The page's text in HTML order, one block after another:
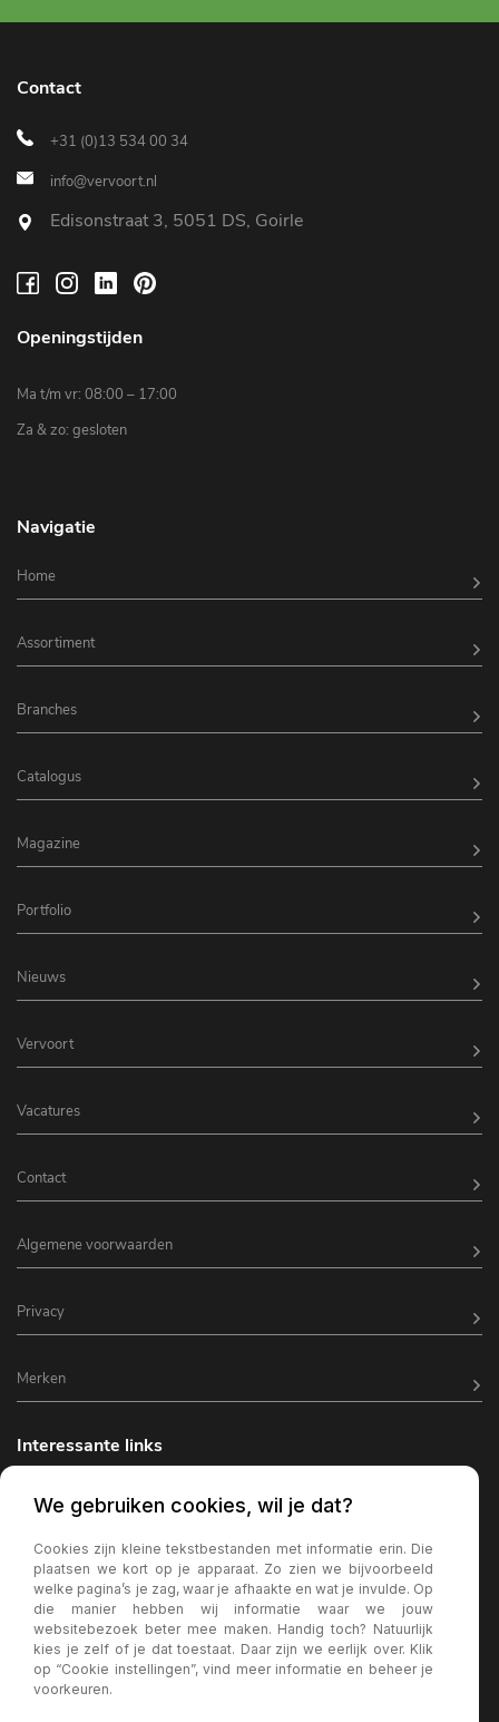
Contact
+31 (0)13 534 00 34
info@vervoort.nl
Edisonstraat 3, 5051 DS, Goirle
Openingstijden
Ma t/m vr: 08:00 – 17:00
Za & zo: gesloten
Navigatie
Home
Assortiment
Branches
Catalogus
Magazine
Portfolio
Nieuws
Vervoort
Vacatures
Contact
Algemene voorwaarden
Privacy
Merken
Interessante links
Horeca inrichting
Horeca terrasverlichting
Kantine inrichting
Terrasstoelen
Wachtkamer bank
We gebruiken cookies, wil je dat?
Cookies zijn kleine tekstbestanden met informatie erin. Die
plaatsen we kort op je apparaat. Zo zien we bijvoorbeeld
welke pagina’s je zag, waar je afhaakte en wat je invulde. Op
die manier hebben wij informatie waar we jouw
websitebezoek beter mee maken. Handig toch? Natuurlijk
kies je zelf of je dat toestaat. Daar zijn we eerlijk over. Klik
op “Cookie instellingen”, vind meer informatie en beheer je
voorkeuren.